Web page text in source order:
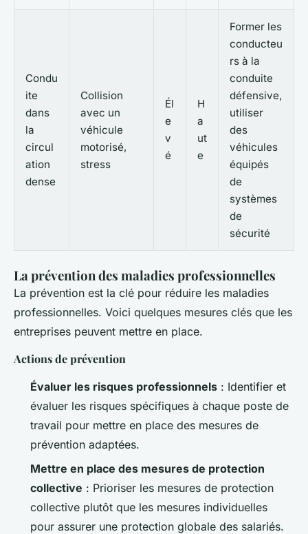
Condu
ite
dans
la
circul
ation
dense
Collision
avec un
véhicule
motorisé,
stress
Él
e
v
é
H
a
ut
e
Former les
conducteu
rs à la
conduite
défensive,
utiliser
des
véhicules
équipés
de
systèmes
de
sécurité
La prévention des maladies professionnelles
La prévention est la clé pour réduire les maladies
professionnelles. Voici quelques mesures clés que les
entreprises peuvent mettre en place.
Actions de prévention
Évaluer les risques professionnels : Identifier et
évaluer les risques spécifiques à chaque poste de
travail pour mettre en place des mesures de
prévention adaptées.
Mettre en place des mesures de protection
collective : Prioriser les mesures de protection
collective plutôt que les mesures individuelles
pour assurer une protection globale des salariés.